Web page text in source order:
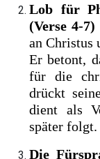
Lob für
(Verse 4-7)
an Christus
Er betont,
für die
drückt
dient als
später folgt.
Die